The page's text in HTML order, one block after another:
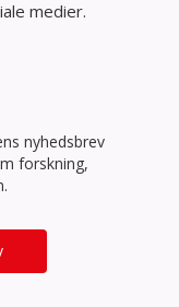
medier.
nyhedsbrev
forskning,